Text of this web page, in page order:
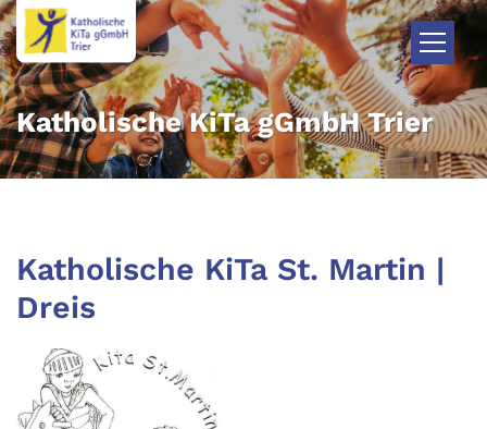
Zum Inhalt springen
Katholische KiTa gGmbH Trier
Katholische KiTa St. Martin |
Dreis